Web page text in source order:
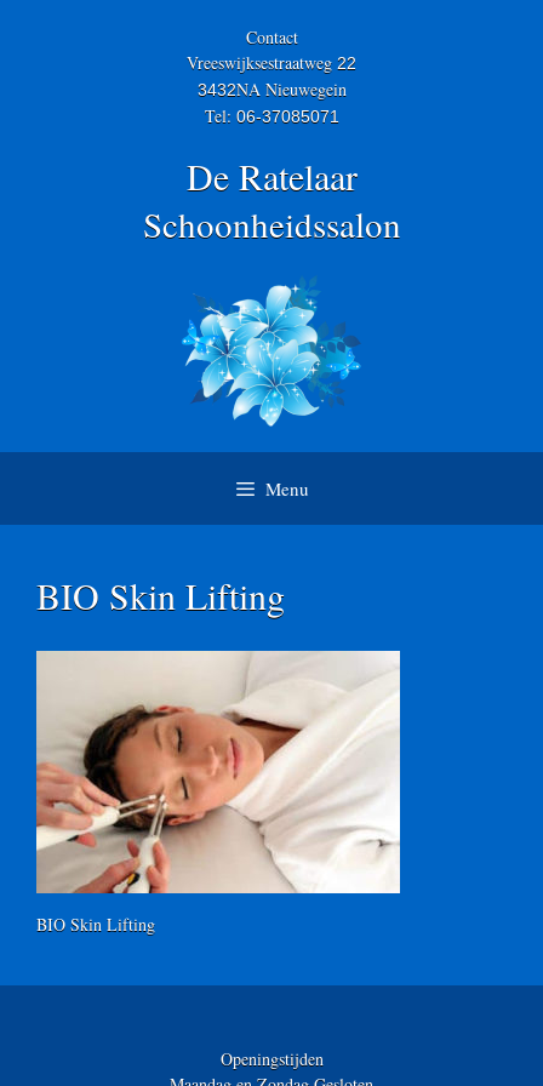
Contact
Vreeswijksestraatweg 22
3432NA Nieuwegein
Tel: 06-37085071
De Ratelaar
Schoonheidssalon
Menu
BIO Skin Lifting
BIO Skin Lifting
Openingstijden